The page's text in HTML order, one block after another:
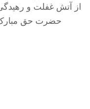
از آتش غفلت و
حضرت حق